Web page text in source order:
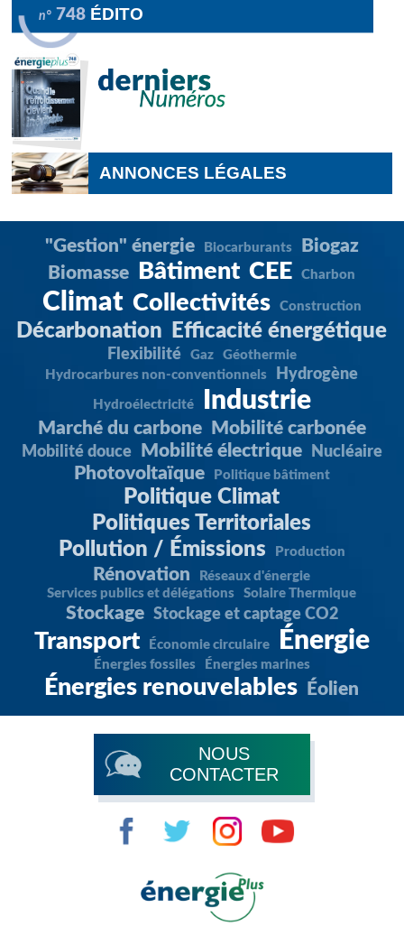
n° 748 ÉDITO
ANNONCES LÉGALES
"Gestion" énergie Biocarburants
Biogaz
Biomasse
Bâtiment CEE Charbon
Climat Collectivités Construction
Décarbonation Efficacité énergétique
Flexibilité Gaz
Géothermie
Hydrocarbures non-conventionnels
Hydrogène
Hydroélectricité Industrie
Marché du carbone Mobilité carbonée
Mobilité douce Mobilité électrique Nucléaire
Photovoltaïque Politique bâtiment
Politique Climat
Politiques Territoriales
Pollution / Émissions
Production
Rénovation
Réseaux d'énergie
Services publics et délégations
Solaire Thermique
Stockage Stockage et captage CO2
Transport Économie circulaire Énergie
Énergies fossiles Énergies marines
Énergies renouvelables Éolien
NOUS
CONTACTER